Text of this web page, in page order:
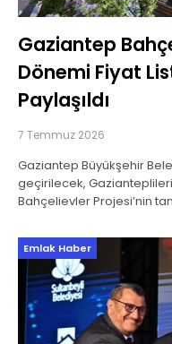
Gaziantep
Dönemi Fiyat
Paylaşıldı
7 Temmuz 2026
Gaziantep Büyükşehir
geçirilecek,
Bahçelievler Projesi’nin
aileleri toprakla
Belediyesi
Emlak Haber